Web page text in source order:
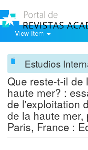
View Item
Estudios
Que reste-t-il de
haute mer? :
de l'exploitation
de la haute mer,
Paris, France :